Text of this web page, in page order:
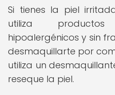
Si tienes la piel
utiliza
hipoalergénicos y sin
desmaquillarte por
utiliza un
reseque la piel.